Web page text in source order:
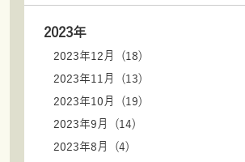
2023年
2023年12月 (18)
2023年11月 (13)
2023年10月 (19)
2023年9月 (14)
2023年8月 (4)